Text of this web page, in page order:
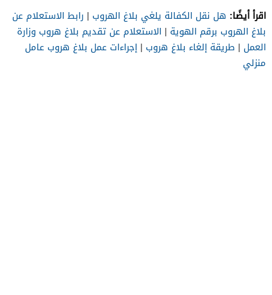
اقرأ أيضًا: هل نقل الكفالة يلغي بلاغ الهروب | رابط الاستعلام عن
بلاغ الهروب برقم الهوية | الاستعلام عن تقديم بلاغ هروب وزارة
العمل | طريقة إلغاء بلاغ هروب | إجراءات عمل بلاغ هروب عامل
منزلي